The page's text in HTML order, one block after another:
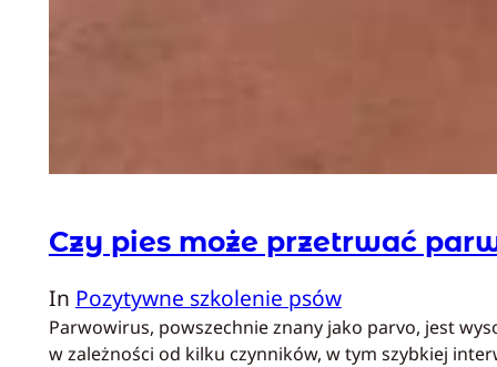
Czy pies może przetrwać
In Pozytywne szkolenie psów
Parwowirus, powszechnie znany jako parvo, jest
w zależności od kilku czynników, w tym szybkiej